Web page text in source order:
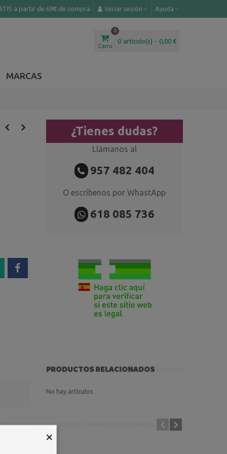
a partir de 69€ de compra Iniciar sesión Ayuda
Carro
0
0 artículo(s) - 0,00 €
MARCAS
¿Tienes dudas?
Llámanos al
957 482 404
O escríbenos por WhastApp
618 085 736
PRODUCTOS RELACIONADOS
No hay artículos
×